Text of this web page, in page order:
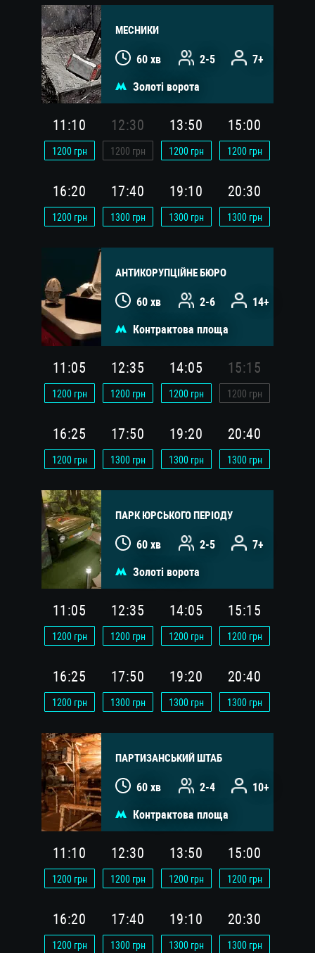
МЕСНИКИ
60 хв 2-5 7+
Золоті ворота
11:10
1200грн
12:30
1200 грн
13:50
1200грн
15:00
1200грн
16:20
1200грн
17:40
1300грн
19:10
1300грн
20:30
1300грн
АНТИКОРУПЦІЙНЕ БЮРО
60 хв 2-6 14+
Контрактова площа
11:05
1200грн
12:35
1200грн
14:05
1200грн
15:15
1200 грн
16:25
1200грн
17:50
1300грн
19:20
1300грн
20:40
1300грн
ПАРК ЮРСЬКОГО ПЕРІОДУ
60 хв 2-5 7+
Золоті ворота
11:05
1200грн
12:35
1200грн
14:05
1200грн
15:15
1200грн
16:25
1200грн
17:50
1300грн
19:20
1300грн
20:40
1300грн
ПАРТИЗАНСЬКИЙ ШТАБ
60 хв 2-4 10+
Контрактова площа
11:10
1200грн
12:30
1200грн
13:50
1200грн
15:00
1200грн
16:20
1200грн
17:40
1300грн
19:10
1300грн
20:30
1300грн